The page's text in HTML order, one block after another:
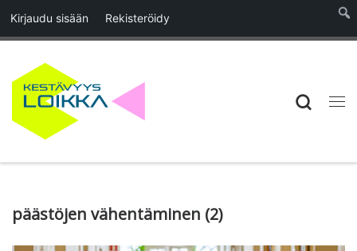
Kirjaudu sisään Rekisteröidy
Skip to content
päästöjen vähentäminen (2)